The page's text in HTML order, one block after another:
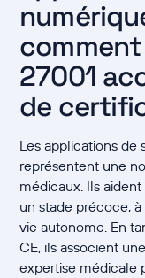
comment
27001
de
Les applications de
représentent une
médicaux. Ils
un stade précoce,
vie autonome. En
CE, ils associent
expertise médicale